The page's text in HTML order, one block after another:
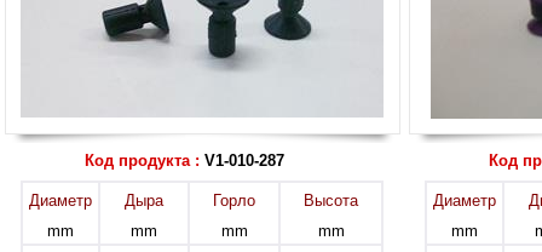
Код продукта : V1-010-287
Диаметр
mm
Дыра
mm
Горло
mm
Высота
mm
Код
Диаметр
mm